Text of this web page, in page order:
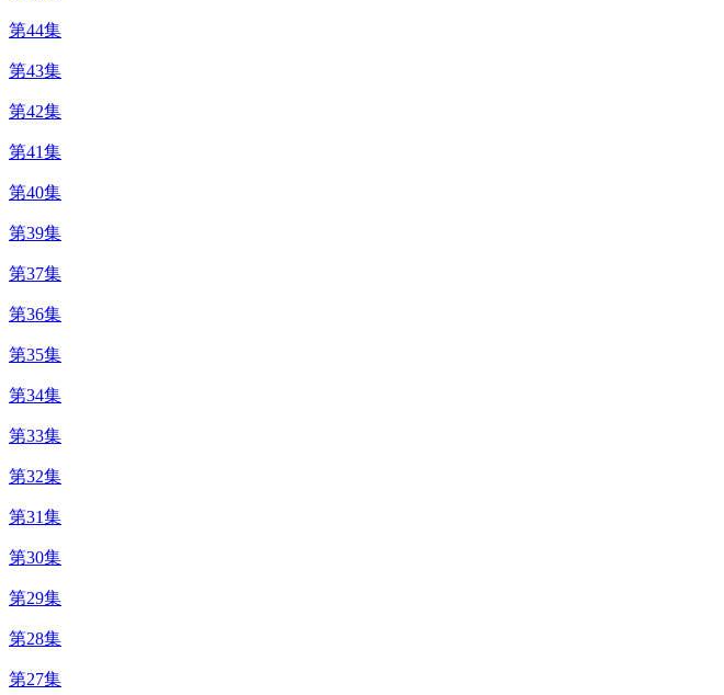
第44集
第43集
第42集
第41集
第40集
第39集
第37集
第36集
第35集
第34集
第33集
第32集
第31集
第30集
第29集
第28集
第27集